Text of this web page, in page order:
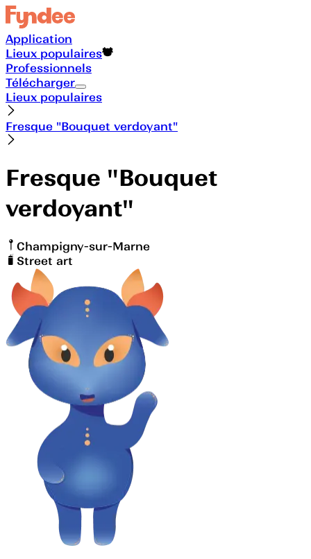
Application
Lieux populaires
Professionnels
Télécharger
Lieux populaires
Fresque "Bouquet verdoyant"
Fresque "Bouquet
verdoyant"
Champigny-sur-Marne
Street art